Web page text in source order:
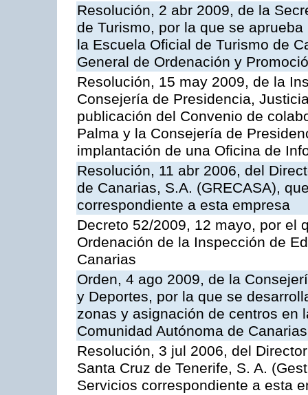
Resolución, 2 abr 2009, de la
de Turismo, por la que se
la Escuela Oficial de Turismo de
General de Ordenación y
Resolución, 15 may 2009, de la
Consejería de Presidencia,
publicación del Convenio de
Palma y la Consejería de
implantación de una Oficina de
Resolución, 11 abr 2006, del
de Canarias, S.A. (GRECASA),
correspondiente a esta empresa
Decreto 52/2009, 12 mayo, por el
Ordenación de la Inspección de
Canarias
Orden, 4 ago 2009, de la
y Deportes, por la que se
zonas y asignación de centros en
Comunidad Autónoma de Canarias
Resolución, 3 jul 2006, del
Santa Cruz de Tenerife, S. A.
Servicios correspondiente a esta